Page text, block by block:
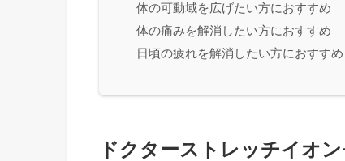
体の可動域を広げたい方におすすめ
体の痛みを解消したい方におすすめ
日頃の疲れを解消したい方におすすめ
ドクターストレッチイオ